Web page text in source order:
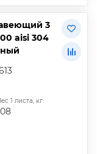
3
aisi 304
1 листа, кг: